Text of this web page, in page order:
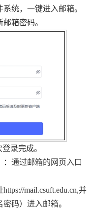
统，一键进入邮箱。
箱密码。
录完成。
通过邮箱的网页入口
mail.csuft.edu.cn,并
码）进入邮箱。